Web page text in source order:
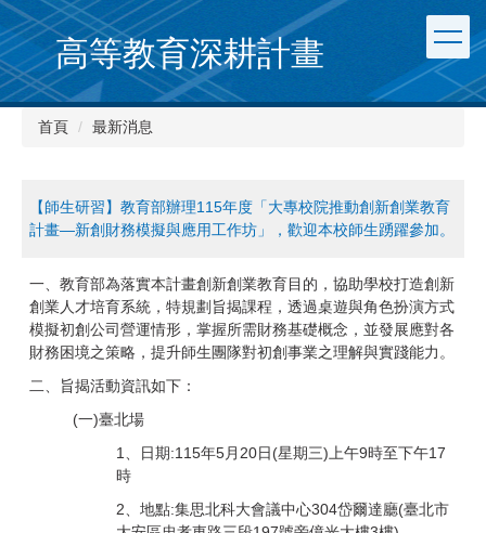
跳
到
主
要
內
高等教育深耕計畫
首頁 最新消息
【師生研習】教育部辦理115年度「大專校院推動創新創業教育
計畫—新創財務模擬與應用工作坊」，歡迎本校師生踴躍參加。
一、教育部為落實本計畫創新創業教育目的，協助學校打造創新
創業人才培育系統，特規劃旨揭課程，透過桌遊與角色扮演方式
模擬初創公司營運情形，掌握所需財務基礎概念，並發展應對各
財務困境之策略，提升師生團隊對初創事業之理解與實踐能力。
二、旨揭活動資訊如下：
(一)臺北場
1、日期:115年5月20日(星期三)上午9時至下午17
時
2、地點:集思北科大會議中心304岱爾達廳(臺北市